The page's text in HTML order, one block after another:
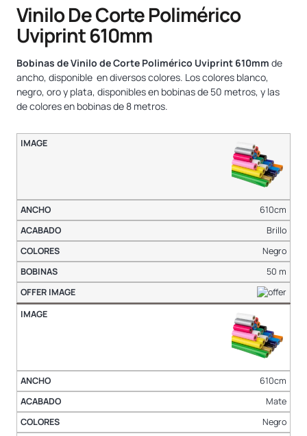
Vinilo De Corte Polimérico
Uviprint 610mm
Bobinas de Vinilo de Corte Polimérico Uviprint 610mm de
ancho, disponible en diversos colores. Los colores blanco,
negro, oro y plata, disponibles en bobinas de 50 metros, y las
de colores en bobinas de 8 metros.
610cm
Brillo
Negro
50 m
610cm
Mate
Negro